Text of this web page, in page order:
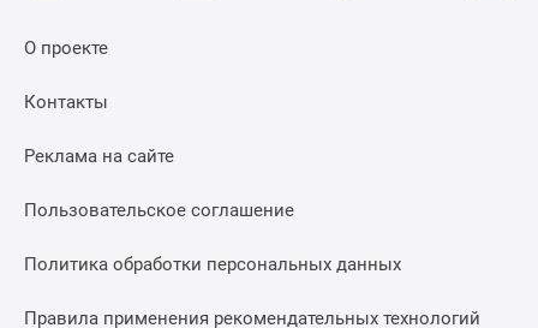
О проекте
Контакты
Реклама на сайте
Пользовательское соглашение
Политика обработки персональных данных
Правила применения рекомендательных технологий